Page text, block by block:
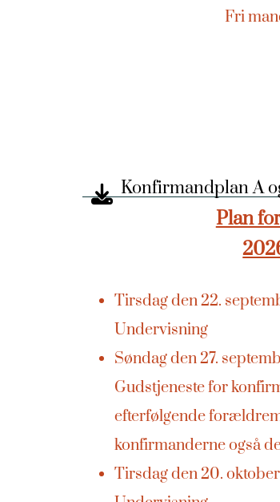
Fri
Konfirmandplan A
Plan
Tirsdag den 22.
Undervisning
Søndag den 27.
Gudstjeneste for
efterfølgende
konfirmanderne også
Tirsdag den 20. oktober